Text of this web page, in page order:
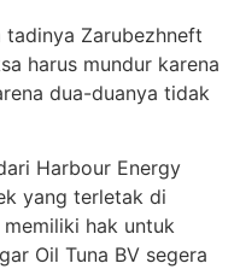
tadinya Zarubezhneft
harus mundur karena
dua-duanya tidak
Harbour Energy
yang terletak di
hak untuk
Oil Tuna BV segera